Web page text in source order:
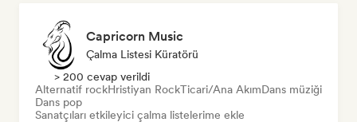
Capricorn Music
Çalma Listesi Küratörü
> 200 cevap verildi
Alternatif rockHristiyan RockTicari/Ana AkımDans müziği
Dans pop
Sanatçıları etkileyici çalma listelerime ekle